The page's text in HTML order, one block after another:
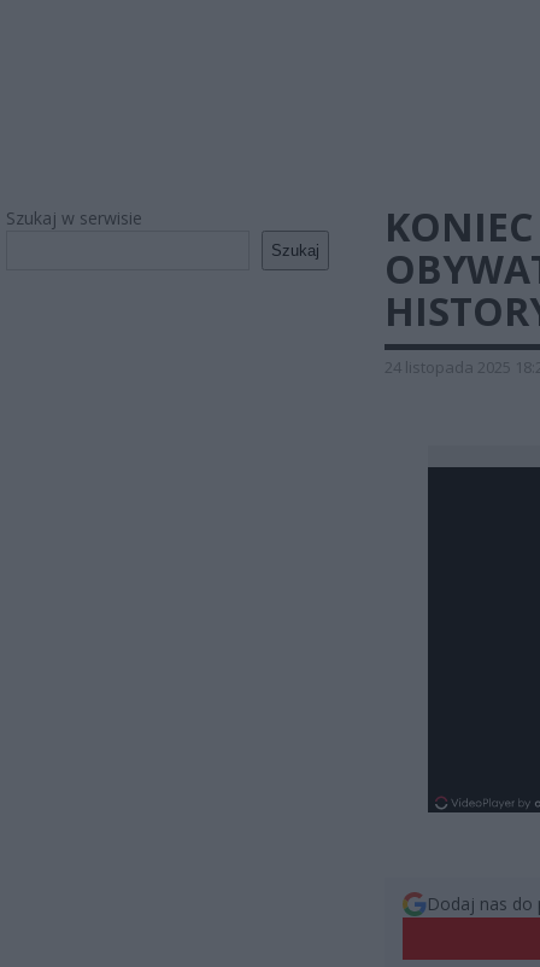
Szukaj w serwisie
Szukaj
24 listopada 2025
Dodaj nas do